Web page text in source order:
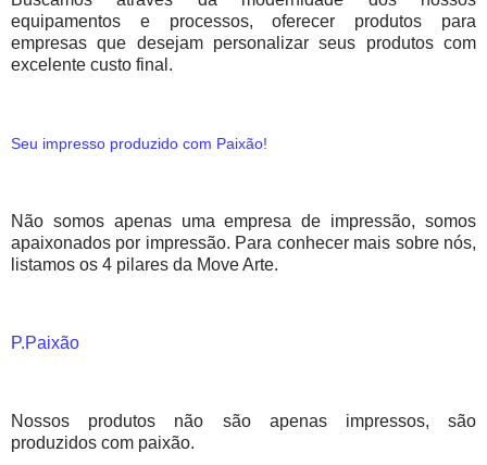
equipamentos e processos, oferecer produtos para
empresas que desejam personalizar seus produtos com
excelente custo final.
Seu impresso produzido com Paixão!
Não somos apenas uma empresa de impressão, somos
apaixonados por impressão. Para conhecer mais sobre nós,
listamos os 4 pilares da Move Arte.
P.Paixão
Nossos produtos não são apenas impressos, são
produzidos com paixão.